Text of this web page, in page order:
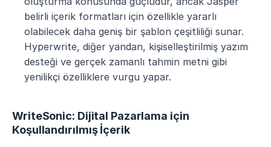
belirli içerik formatları için özellikle yararlı
olabilecek daha geniş bir şablon çeşitliliği sunar.
Hyperwrite, diğer yandan, kişiselleştirilmiş yazım
desteği ve gerçek zamanlı tahmin metni gibi
yenilikçi özelliklere vurgu yapar.
WriteSonic: Dijital Pazarlama için
Koşullandırılmış İçerik